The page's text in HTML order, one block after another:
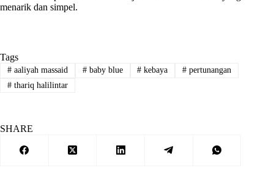
menarik dan simpel.
Tags
#aaliyah massaid #baby blue # kebaya # pertunangan
#thariq halilintar
SHARE